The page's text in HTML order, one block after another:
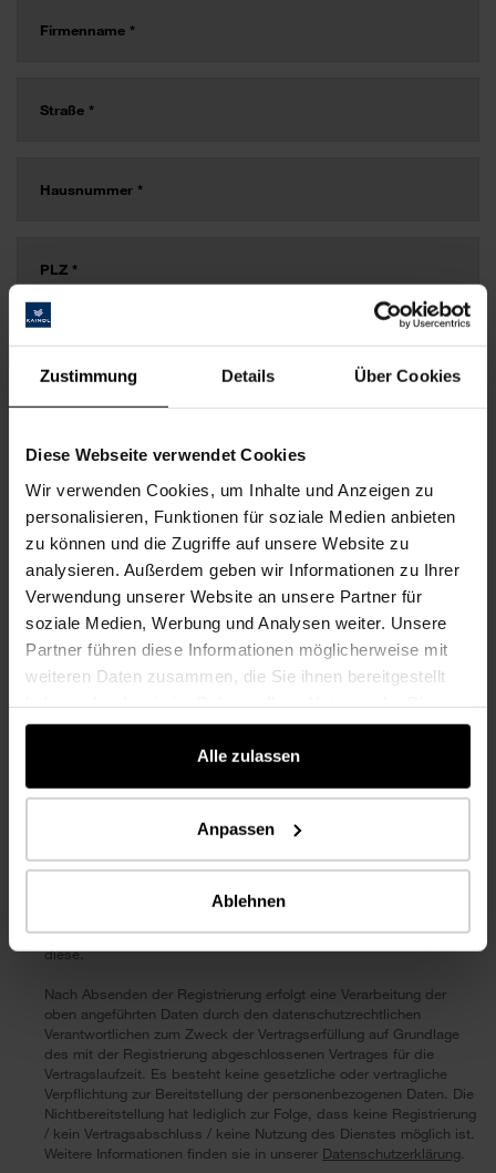
Zustimmung Details Über Cookies
Diese Webseite verwendet Cookies
Wir verwenden Cookies, um Inhalte und Anzeigen zu
personalisieren, Funktionen für soziale Medien anbieten
zu können und die Zugriffe auf unsere Website zu
analysieren. Außerdem geben wir Informationen zu Ihrer
Verwendung unserer Website an unsere Partner für
soziale Medien, Werbung und Analysen weiter. Unsere
Partner führen diese Informationen möglicherweise mit
weiteren Daten zusammen, die Sie ihnen bereitgestellt
gesammelt haben.
Alle zulassen
Anpassen
Ablehnen
Ich habe dieNutzungsbestimmungengelesen und akzeptiere
diese.
Nach Absenden der Registrierung erfolgt eine Verarbeitung der
oben angeführten Daten durch den datenschutzrechtlichen
Verantwortlichen zum Zweck der Vertragserfüllung auf Grundlage
des mit der Registrierung abgeschlossenen Vertrages für die
Vertragslaufzeit. Es besteht keine gesetzliche oder vertragliche
Verpflichtung zur Bereitstellung der personenbezogenen Daten. Die
Nichtbereitstellung hat lediglich zur Folge, dass keine Registrierung
/ kein Vertragsabschluss / keine Nutzung des Dienstes möglich ist.
Weitere Informationen finden sie in unserer Datenschutzerklärung